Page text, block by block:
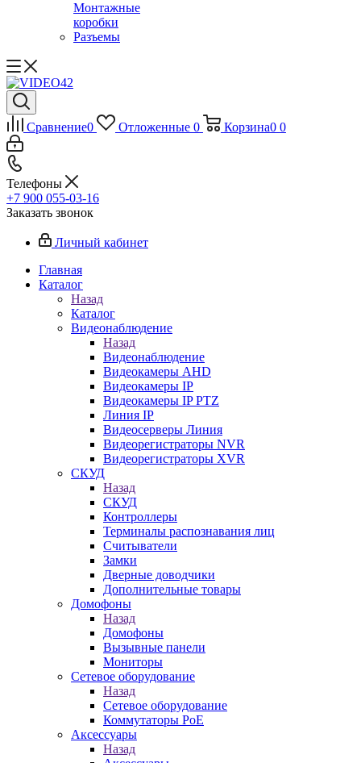
Монтажные
коробки
Разъемы
Сравнение0 Отложенные 0 Корзина0 0
Телефоны
+7 900 055-03-16
Заказать звонок
Личный кабинет
Главная
Каталог
Назад
Каталог
Видеонаблюдение
Назад
Видеонаблюдение
Видеокамеры AHD
Видеокамеры IP
Видеокамеры IP PTZ
Линия IP
Видеосерверы Линия
Видеорегистраторы NVR
Видеорегистраторы XVR
СКУД
Назад
СКУД
Контроллеры
Терминалы распознавания лиц
Считыватели
Замки
Дверные доводчики
Дополнительные товары
Домофоны
Назад
Домофоны
Вызывные панели
Мониторы
Сетевое оборудование
Назад
Сетевое оборудование
Коммутаторы PoE
Аксессуары
Назад